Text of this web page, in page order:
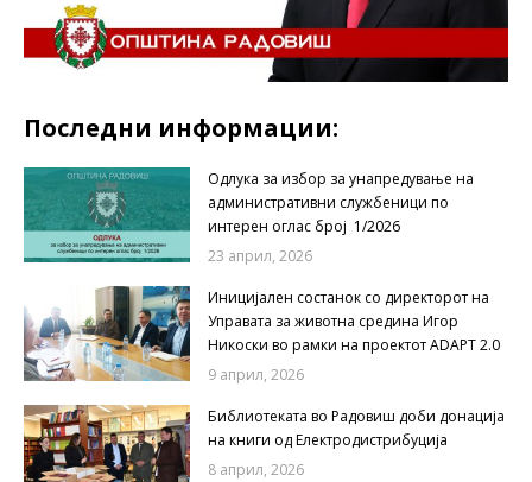
Последни информации:
Одлука за избор за унапредување на
административни службеници по
интерен оглас број 1/2026
23 април, 2026
Иницијален состанок со директорот на
Управата за животна средина Игор
Никоски во рамки на проектот ADAPT 2.0
9 април, 2026
Библиотеката во Радовиш доби донација
на книги од Електродистрибуција
8 април, 2026